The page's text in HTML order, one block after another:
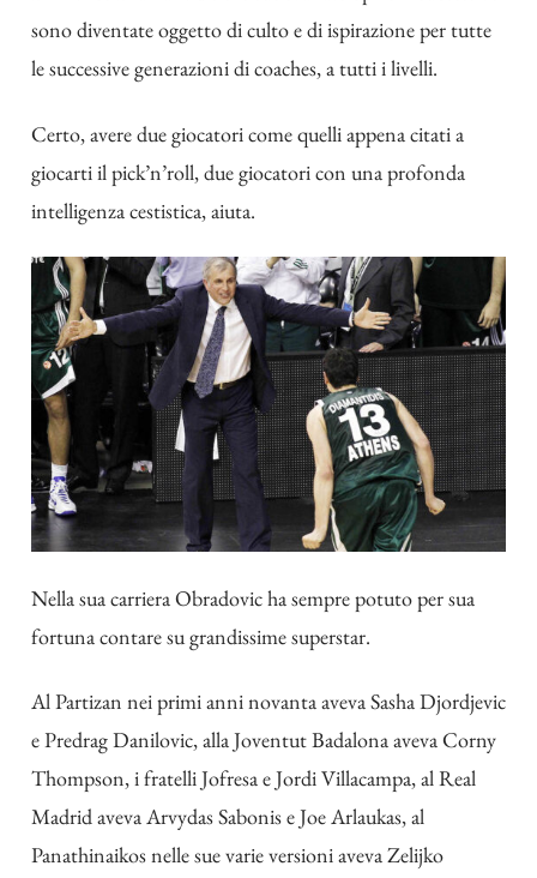
sono diventate oggetto di culto e di ispirazione per tutte
le successive generazioni di coaches, a tutti i livelli.
Certo, avere due giocatori come quelli appena citati a
giocarti il pick’n’roll, due giocatori con una profonda
intelligenza cestistica, aiuta.
Nella sua carriera Obradovic ha sempre potuto per sua
fortuna contare su grandissime superstar.
Al Partizan nei primi anni novanta aveva Sasha Djordjevic
e Predrag Danilovic, alla Joventut Badalona aveva Corny
Thompson, i fratelli Jofresa e Jordi Villacampa, al Real
Madrid aveva Arvydas Sabonis e Joe Arlaukas, al
Panathinaikos nelle sue varie versioni aveva Zelijko